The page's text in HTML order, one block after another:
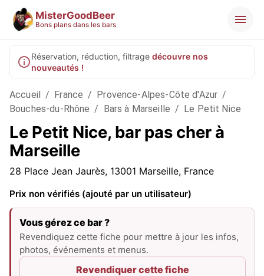
MisterGoodBeer
Bons plans dans les bars
Réservation, réduction, filtrage découvre nos
nouveautés !
Accueil / France / Provence-Alpes-Côte d'Azur /
Bouches-du-Rhône / Bars à Marseille / Le Petit Nice
Le Petit Nice, bar pas cher à
Marseille
28 Place Jean Jaurès, 13001 Marseille, France
Prix non vérifiés (ajouté par un utilisateur)
Vous gérez ce bar ?
Revendiquez cette fiche pour mettre à jour les infos,
photos, événements et menus.
Revendiquer cette fiche